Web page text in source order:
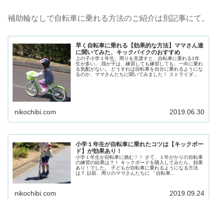
補助輪なしで自転車に乗れる方法のご紹介は別記事にて。
早く自転車に乗れる【効果的な方法】ママさん達
に聞いてみた、キックバイクのおすすめ
上の子小学１年生。周りを見渡すと、自転車に乗れる1年
生が多い。 我が子は、練習しても練習しても、一向に乗れ
る気配がない。 どうすれば自転車を自分に乗れるようにな
るのか、ママさんたちに聞いてみました！ ストライダ...
nikochibi.com 2019.06.30
小学１年生が自転車に乗れたコツは【キックボー
ド】が効果あり！
小学１年生が自転車に挑む！！ さて、１年がかりの自転車
の練習の結果は？！ キックボードを購入してみたら、効果
あり！でした。 子どもが自転車に乗れるようになる方法
は？ 以前、周りのママさんたちに 「自転車...
nikochibi.com 2019.09.24